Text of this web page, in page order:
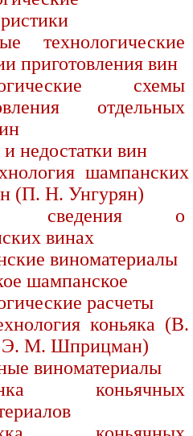
технологические
приготовления вин
схемы
отдельных
недостатки вин
шампанских
(П. Н. Унгурян)
сведения о
винах
виноматериалы
шампанское
расчеты
коньяка (В.
Э. М. Шприцман)
виноматериалы
коньячных